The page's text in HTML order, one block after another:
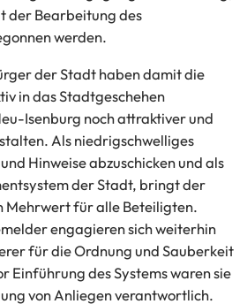
der Bearbeitung des
werden.
der Stadt haben damit die
in das Stadtgeschehen
Isenburg noch attraktiver und
Als niedrigschwelliges
Hinweise abzuschicken und als
der Stadt, bringt der
Mehrwert für alle Beteiligten.
engagieren sich weiterhin
für die Ordnung und Sauberkeit
Einführung des Systems waren sie
von Anliegen verantwortlich.